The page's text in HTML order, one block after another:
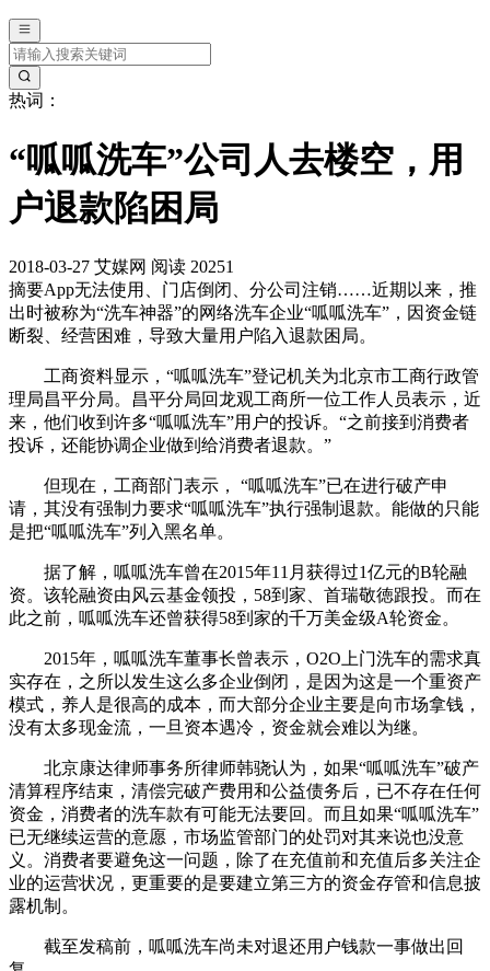
热词：
“呱呱洗车”公司人去楼空，用
户退款陷困局
2018-03-27 艾媒网 阅读 20251
摘要App无法使用、门店倒闭、分公司注销……近期以来，推
出时被称为“洗车神器”的网络洗车企业“呱呱洗车”，因资金链
断裂、经营困难，导致大量用户陷入退款困局。
工商资料显示，“呱呱洗车”登记机关为北京市工商行政管
理局昌平分局。昌平分局回龙观工商所一位工作人员表示，近
来，他们收到许多“呱呱洗车”用户的投诉。“之前接到消费者
投诉，还能协调企业做到给消费者退款。”
但现在，工商部门表示， “呱呱洗车”已在进行破产申
请，其没有强制力要求“呱呱洗车”执行强制退款。能做的只能
是把“呱呱洗车”列入黑名单。
据了解，呱呱洗车曾在2015年11月获得过1亿元的B轮融
资。该轮融资由风云基金领投，58到家、首瑞敬徳跟投。而在
此之前，呱呱洗车还曾获得58到家的千万美金级A轮资金。
2015年，呱呱洗车董事长曾表示，O2O上门洗车的需求真
实存在，之所以发生这么多企业倒闭，是因为这是一个重资产
模式，养人是很高的成本，而大部分企业主要是向市场拿钱，
没有太多现金流，一旦资本遇冷，资金就会难以为继。
北京康达律师事务所律师韩骁认为，如果“呱呱洗车”破产
清算程序结束，清偿完破产费用和公益债务后，已不存在任何
资金，消费者的洗车款有可能无法要回。而且如果“呱呱洗车”
已无继续运营的意愿，市场监管部门的处罚对其来说也没意
义。消费者要避免这一问题，除了在充值前和充值后多关注企
业的运营状况，更重要的是要建立第三方的资金存管和信息披
露机制。
截至发稿前，呱呱洗车尚未对退还用户钱款一事做出回